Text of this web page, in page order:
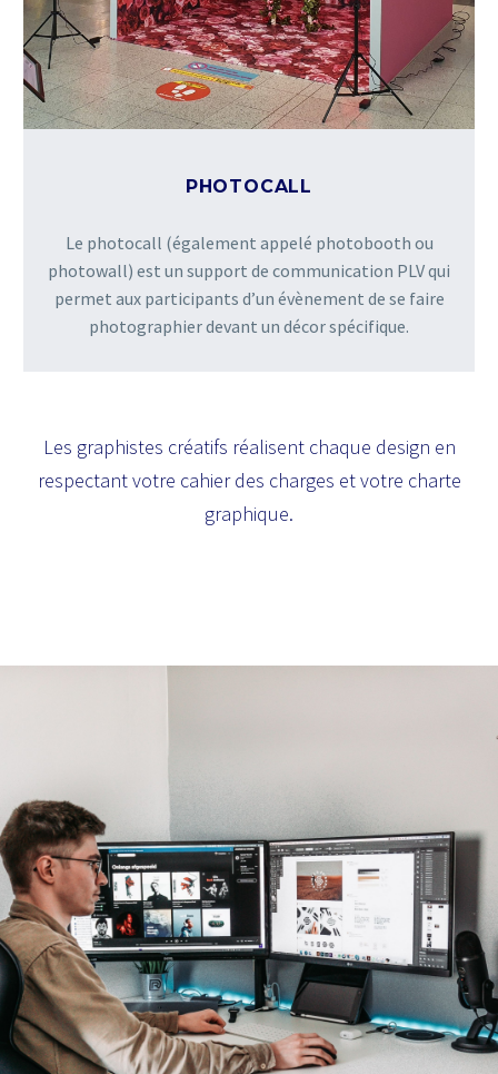
PHOTOCALL
Le photocall (également appelé photobooth ou
photowall) est un support de communication PLV qui
permet aux participants d’un évènement de se faire
photographier devant un décor spécifique.
Les graphistes créatifs réalisent chaque design en
respectant votre cahier des charges et votre charte
graphique.